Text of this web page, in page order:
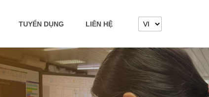
TUYỂN DỤNG LIÊN HỆ